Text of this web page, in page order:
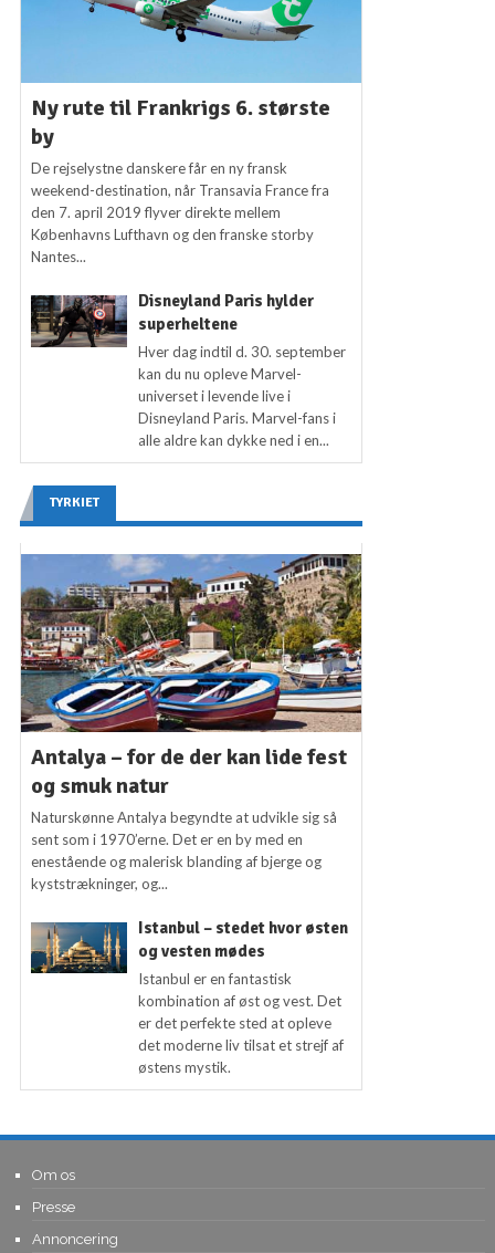
Ny rute til Frankrigs 6. største
by
De rejselystne danskere får en ny fransk
weekend-destination, når Transavia France fra
den 7. april 2019 flyver direkte mellem
Københavns Lufthavn og den franske storby
Nantes...
Disneyland Paris hylder
superheltene
Hver dag indtil d. 30. september
kan du nu opleve Marvel-
universet i levende live i
Disneyland Paris. Marvel-fans i
alle aldre kan dykke ned i en...
TYRKIET
Antalya – for de der kan lide fest
og smuk natur
Naturskønne Antalya begyndte at udvikle sig så
sent som i 1970’erne. Det er en by med en
enestående og malerisk blanding af bjerge og
kyststrækninger, og...
Istanbul – stedet hvor østen
og vesten mødes
Istanbul er en fantastisk
kombination af øst og vest. Det
er det perfekte sted at opleve
det moderne liv tilsat et strejf af
østens mystik.
Om os
Presse
Annoncering